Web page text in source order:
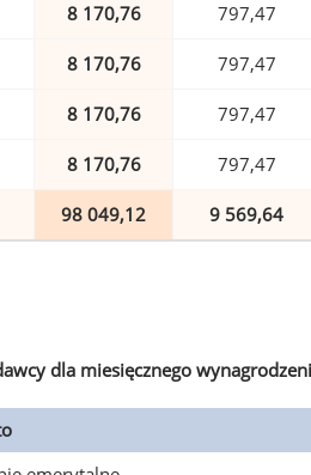
8 170,76 797,47
8 170,76 797,47
8 170,76 797,47
8 170,76 797,47
98 049,12 9 569,64
dla miesięcznego